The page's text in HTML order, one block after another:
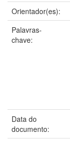
Orientador(es):
Palavras-
chave:
Data do
documento: